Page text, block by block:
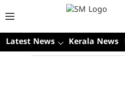
Latest News Kerala News